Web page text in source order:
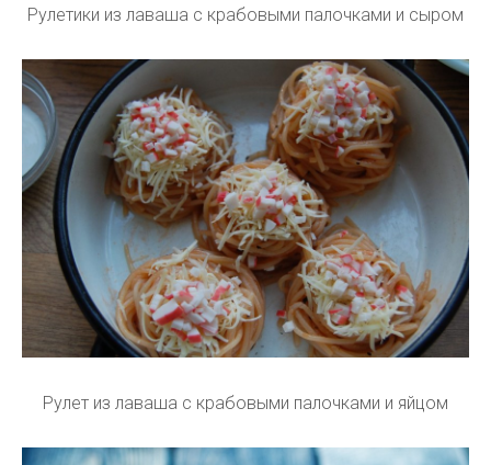
Рулетики из лаваша с крабовыми палочками и сыром
Рулет из лаваша с крабовыми палочками и яйцом